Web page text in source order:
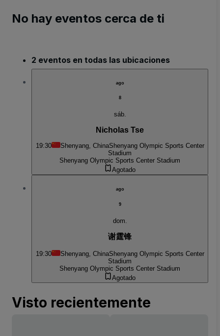
No hay eventos cerca de ti
2 eventos en todas las ubicaciones
ago
8
sáb.
Nicholas Tse
19:30 Shenyang, ChinaShenyang Olympic Sports Center
Stadium
Shenyang Olympic Sports Center Stadium
Agotado
ago
9
dom.
谢霆锋
19:30 Shenyang, ChinaShenyang Olympic Sports Center
Stadium
Shenyang Olympic Sports Center Stadium
Agotado
Visto recientemente